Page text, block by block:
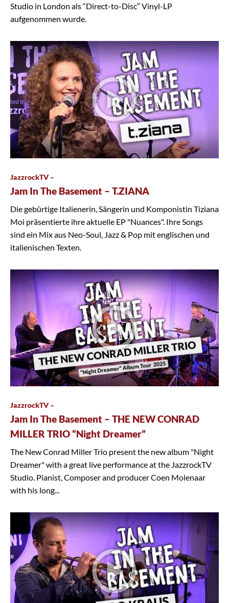
Studio in London als “Direct-to-Disc” Vinyl-LP
aufgenommen wurde.
JazzrockTV –
Jam In The Basement – T.ZIANA
Die gebürtige Italienerin, Sängerin und Komponistin Tiziana
Moi präsentierte ihre aktuelle EP "Nuances". Ihre Songs
sind ein Mix aus Neo-Soul, Jazz & Pop mit englischen und
italienischen Texten.
JazzrockTV –
Jam In The Basement – THE NEW CONRAD
MILLER TRIO “Night Dreamer”
The New Conrad Miller Trio present the new album "Night
Dreamer" with a great live performance at the JazzrockTV
Studio. Pianist, Composer and producer Coen Molenaar
with his long...